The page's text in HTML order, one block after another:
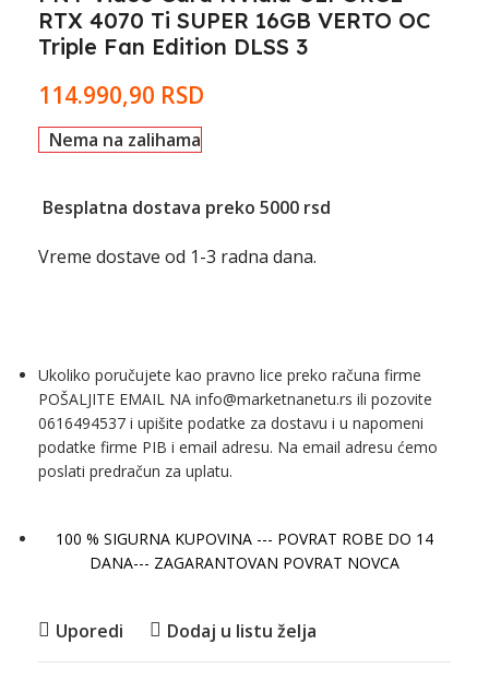
RTX 4070 Ti SUPER 16GB VERTO OC
Triple Fan Edition DLSS 3
114.990,90 RSD
Nema na zalihama
Besplatna dostava preko 5000 rsd
Vreme dostave od 1-3 radna dana.
Ukoliko poručujete kao pravno lice preko računa firme
POŠALJITE EMAIL NA info@marketnanetu.rs ili pozovite
0616494537 i upišite podatke za dostavu i u napomeni
podatke firme PIB i email adresu. Na email adresu ćemo
poslati predračun za uplatu.
100 % SIGURNA KUPOVINA --- POVRAT ROBE DO 14
DANA--- ZAGARANTOVAN POVRAT NOVCA
Uporedi Dodaj u listu želja